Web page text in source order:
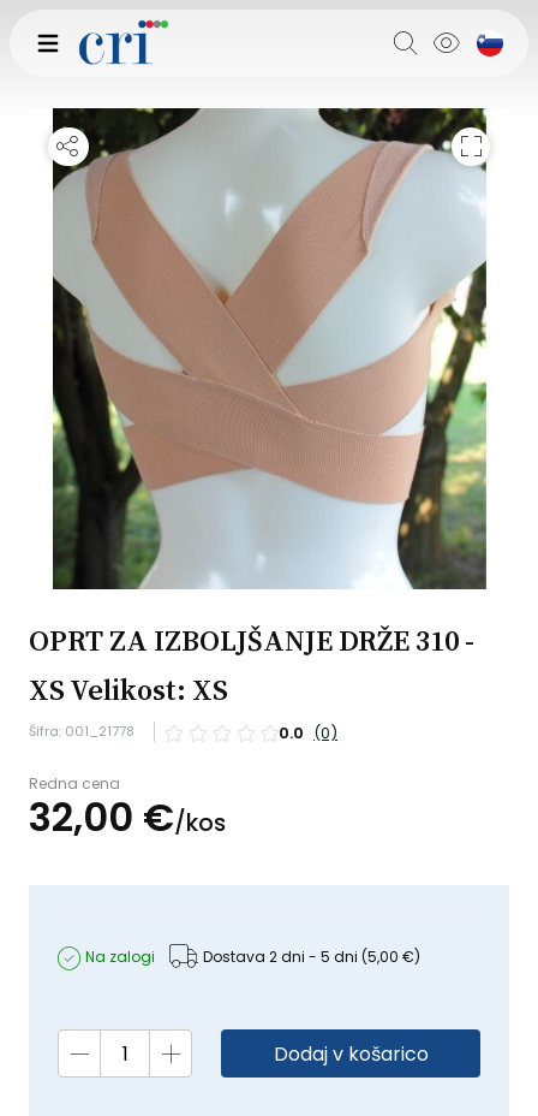
OPRT ZA IZBOLJŠANJE DRŽE 310 -
XS Velikost: XS
Šifra: 001_21778 0.0 (0)
Redna cena
32,00 €/kos
Na zalogi Dostava 2 dni - 5 dni (5,00 €)
Dodaj v košarico